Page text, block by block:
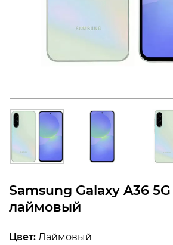
Samsung Galaxy A36
лаймовый
Цвет: Лаймовый
+7 812 318-40-14
(c 10:00 до 21:00, без
выходных)